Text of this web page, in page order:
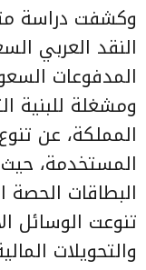
وكشفت دراسة
النقد العربي
المدفوعات
ومشغلة للبنية
المملكة، عن
المستخدمة،
تنوعت الوسائل
والتحويلات